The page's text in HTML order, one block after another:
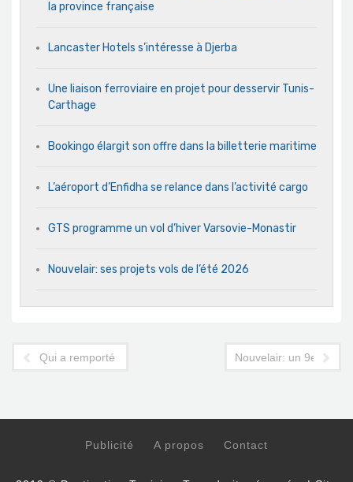
la province française
Lancaster Hotels s’intéresse à Djerba
Une liaison ferroviaire en projet pour desservir Tunis-
Carthage
Bookingo élargit son offre dans la billetterie maritime
L’aéroport d’Enfidha se relance dans l’activité cargo
GTS programme un vol d’hiver Varsovie-Monastir
Nouvelair: ses projets vols de l’été 2026
Qui a remporté le Travel d'Or 2019 dans la catégorie "Chaîne
Nouvelair: un 9e
Publicité A propos Contact